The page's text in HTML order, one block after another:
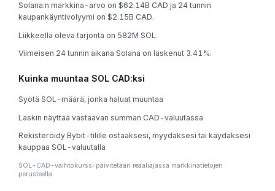
Solana:n markkina-arvo on $62.14B CAD ja 24 tunnin
kaupankäyntivolyymi on $2.15B CAD.
Liikkeellä oleva tarjonta on 582M SOL.
Viimeisen 24 tunnin aikana Solana on laskenut 3.41%.
Kuinka muuntaa SOL CAD:ksi
Syötä SOL-määrä, jonka haluat muuntaa
Laskin näyttää vastaavan summan CAD-valuutassa
Rekisteröidy Bybit-tilille ostaaksesi, myydäksesi tai käydäksesi
kauppaa SOL-valuutalla
SOL-CAD-vaihtokurssi päivitetään reaaliajassa markkinatietojen
perusteella.